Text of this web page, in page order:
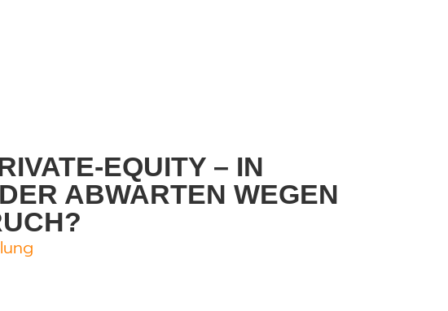
EQUITY – IN
ABWARTEN WEGEN